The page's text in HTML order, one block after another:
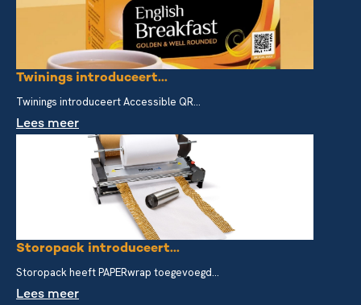
Twinings introduceert...
Twinings introduceert Accessible QR...
Lees meer
Storopack introduceert...
Storopack heeft PAPERwrap toegevoegd...
Lees meer